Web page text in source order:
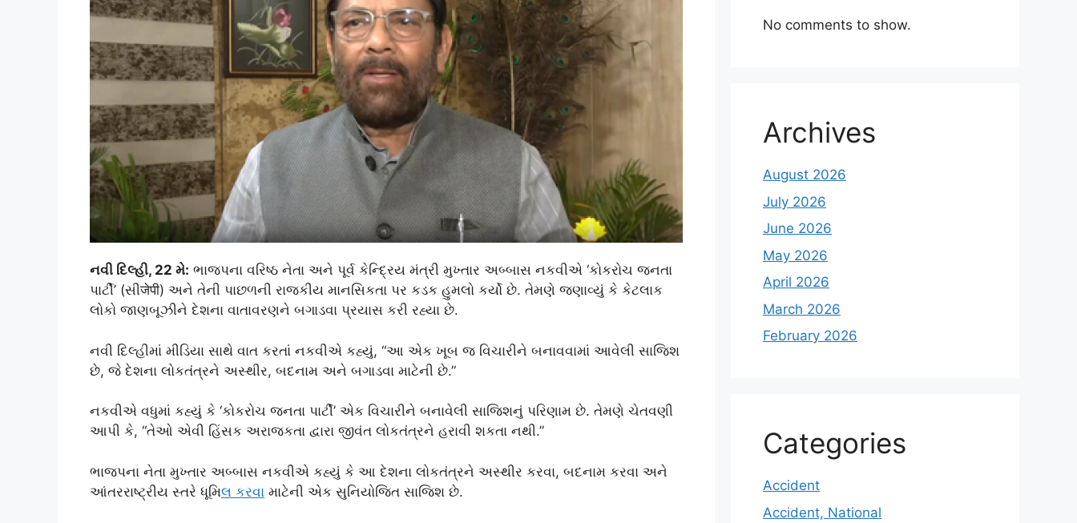
નવી દિલ્હી, 22 મે: ભાજપના વરિષ્ઠ નેતા અને પૂર્વ કેન્દ્રિય મંત્રી મુખ્તાર અબ્બાસ નકવીએ ‘કોકરોચ જનતા
પાર્ટી’ (સીजेपी) અને તેની પાછળની રાજકીય માનસિકતા પર કડક હુમલો કર્યો છે. તેમણે જણાવ્યું કે કેટલાક
લોકો જાણબૂઝીને દેશના વાતાવરણને બગાડવા પ્રયાસ કરી રહ્યા છે.
નવી દિલ્હીમાં મીડિયા સાથે વાત કરતાં નકવીએ કહ્યું, “આ એક ખૂબ જ વિચારીને બનાવવામાં આવેલી સાજિશ
છે, જે દેશના લોકતંત્રને અસ્થીર, બદનામ અને બગાડવા માટેની છે.”
નકવીએ વધુમાં કહ્યું કે ‘કોકરોચ જનતા પાર્ટી’ એક વિચારીને બનાવેલી સાજિશનું પરિણામ છે. તેમણે ચેતવણી
આપી કે, “તેઓ એવી હિંસક અરાજકતા દ્વારા જીવંત લોકતંત્રને હરાવી શકતા નથી.”
ભાજપના નેતા મુખ્તાર અબ્બાસ નકવીએ કહ્યું કે આ દેશના લોકતંત્રને અસ્થીર કરવા, બદનામ કરવા અને
આંતરરાષ્ટ્રીય સ્તરે ધૂમિલ કરવ ા માટેની એક સુનિયોજિત સાજિશ છે.
No comments to show.
Archives
August 2026
July 2026
June 2026
May 2026
April 2026
March 2026
February 2026
Categories
Accident
Accident, National